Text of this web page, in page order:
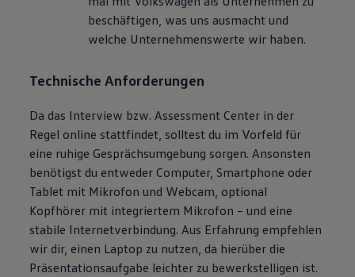
beschäftigen, was uns ausmacht und
welche Unternehmenswerte wir haben.
Technische Anforderungen
Da das Interview bzw. Assessment Center in der
Regel online stattfindet, solltest du im Vorfeld für
eine ruhige Gesprächsumgebung sorgen. Ansonsten
benötigst du entweder Computer, Smartphone oder
Tablet mit Mikrofon und Webcam, optional
Kopfhörer mit integriertem Mikrofon – und eine
stabile Internetverbindung. Aus Erfahrung empfehlen
wir dir, einen Laptop zu nutzen, da hierüber die
Präsentationsaufgabe leichter zu bewerkstelligen ist.